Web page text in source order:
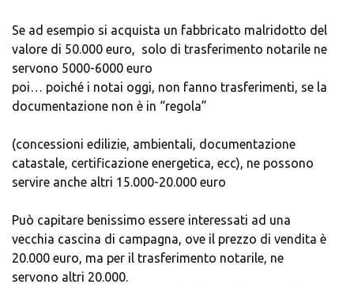
Se ad esempio si acquista un fabbricato malridotto del
valore di 50.000 euro, solo di trasferimento notarile ne
servono 5000-6000 euro
poi… poiché i notai oggi, non fanno trasferimenti, se la
documentazione non è in “regola”
(concessioni edilizie, ambientali, documentazione
catastale, certificazione energetica, ecc), ne possono
servire anche altri 15.000-20.000 euro
Può capitare benissimo essere interessati ad una
vecchia cascina di campagna, ove il prezzo di vendita è
20.000 euro, ma per il trasferimento notarile, ne
servono altri 20.000.